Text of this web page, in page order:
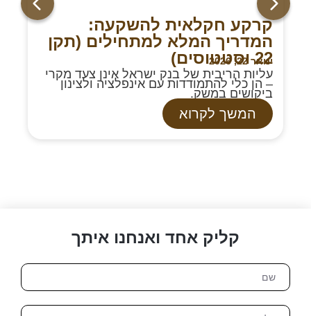
קרקע חקלאית להשקעה:
המדריך המלא למתחילים (תקן
22 וסטטוסים)
ינואר 22, 2026
עליות הריבית של בנק ישראל אינן צעד מקרי
– הן כלי להתמודדות עם אינפלציה ולצינון
ביקושים במשק.
המשך לקרוא
קליק אחד ואנחנו איתך